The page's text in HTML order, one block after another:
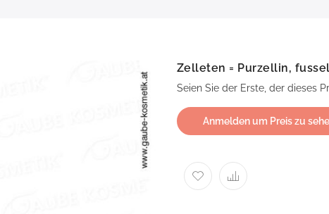
Zelleten = Purzellin,
Seien Sie der Erste, der dieses
Anmelden um Preis zu